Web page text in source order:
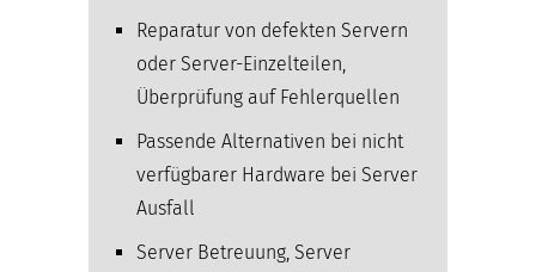
Reparatur von defekten Servern
oder Server-Einzelteilen,
Überprüfung auf Fehlerquellen
Passende Alternativen bei nicht
verfügbarer Hardware bei Server
Ausfall
Server Betreuung, Server